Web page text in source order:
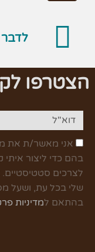
לדבר
הצטרפו
אני מאשר/ת את
בהם כדי ליצור איתי
לצרכים
שלי בכל עת, ושעל
בהתאם למדיניות